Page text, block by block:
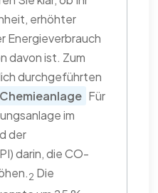
erhöhter
Energieverbrauch
davon ist. Zum
durchgeführten
Für
im
der
darin, die CO-
2 Die